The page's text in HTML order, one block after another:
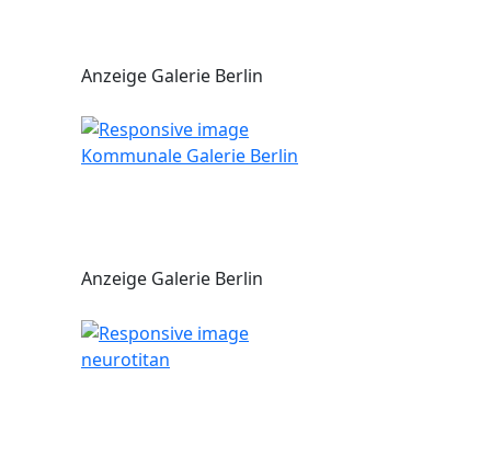
Anzeige Galerie Berlin
Kommunale Galerie Berlin
Anzeige Galerie Berlin
neurotitan